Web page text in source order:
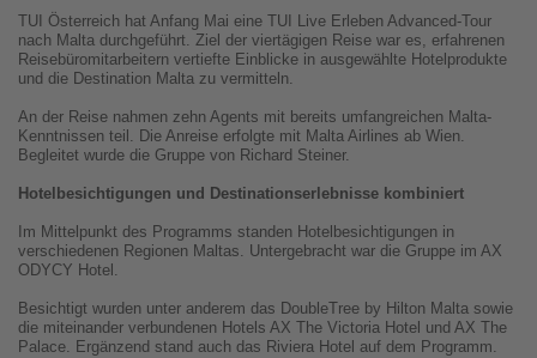
TUI Österreich hat Anfang Mai eine TUI Live Erleben Advanced-Tour
nach Malta durchgeführt. Ziel der viertägigen Reise war es, erfahrenen
Reisebüromitarbeitern vertiefte Einblicke in ausgewählte Hotelprodukte
und die Destination Malta zu vermitteln.
An der Reise nahmen zehn Agents mit bereits umfangreichen Malta-
Kenntnissen teil. Die Anreise erfolgte mit Malta Airlines ab Wien.
Begleitet wurde die Gruppe von Richard Steiner.
Hotelbesichtigungen und Destinationserlebnisse kombiniert
Im Mittelpunkt des Programms standen Hotelbesichtigungen in
verschiedenen Regionen Maltas. Untergebracht war die Gruppe im AX
ODYCY Hotel.
Besichtigt wurden unter anderem das DoubleTree by Hilton Malta sowie
die miteinander verbundenen Hotels AX The Victoria Hotel und AX The
Palace. Ergänzend stand auch das Riviera Hotel auf dem Programm.